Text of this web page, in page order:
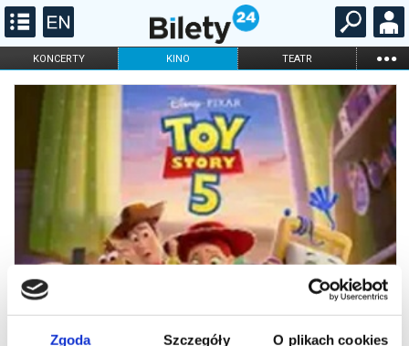
Zgoda Szczegóły O plikach cookies
KONCERTY KINO TEATR ...
FILHARMONIA OPERA I BALET
STAND-UP
ONLINE KARNETY